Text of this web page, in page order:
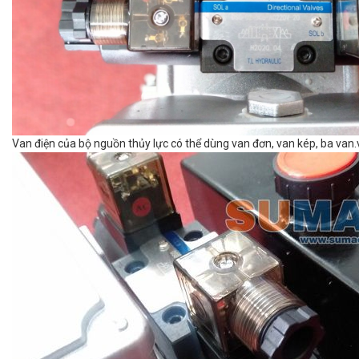
Van điện của bộ nguồn thủy lực có thể dùng van đơn, van kép, ba